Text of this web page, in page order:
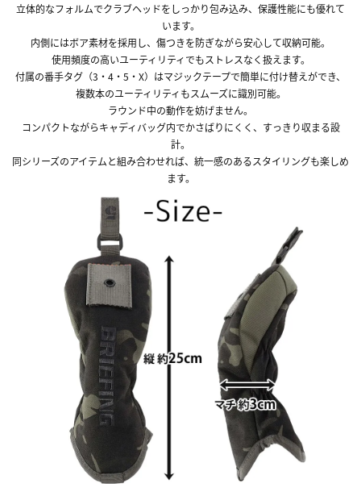
立体的なフォルムでクラブヘッドをしっかり包み込み、保護性能にも優れて
います。
内側にはボア素材を採用し、傷つきを防ぎながら安心して収納可能。
使用頻度の高いユーティリティでもストレスなく扱えます。
付属の番手タグ（3・4・5・X）はマジックテープで簡単に付け替えができ、
複数本のユーティリティもスムーズに識別可能。
ラウンド中の動作を妨げません。
コンパクトながらキャディバッグ内でかさばりにくく、すっきり収まる設
計。
同シリーズのアイテムと組み合わせれば、統一感のあるスタイリングも楽しめ
ます。